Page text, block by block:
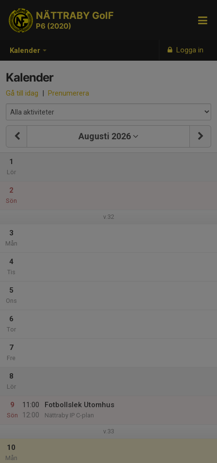
Kalender Logga in
NÄTTRABY GoIF
P6 (2020)
Kalender
Gå till idag | Prenumerera
Augusti 2026
1
Lör
2
Sön
v.32
3
Mån
4
Tis
5
Ons
6
Tor
7
Fre
8
Lör
9
Sön
11:00
12:00
Fotbollslek Utomhus
Nättraby IP C-plan
v.33
10
Mån